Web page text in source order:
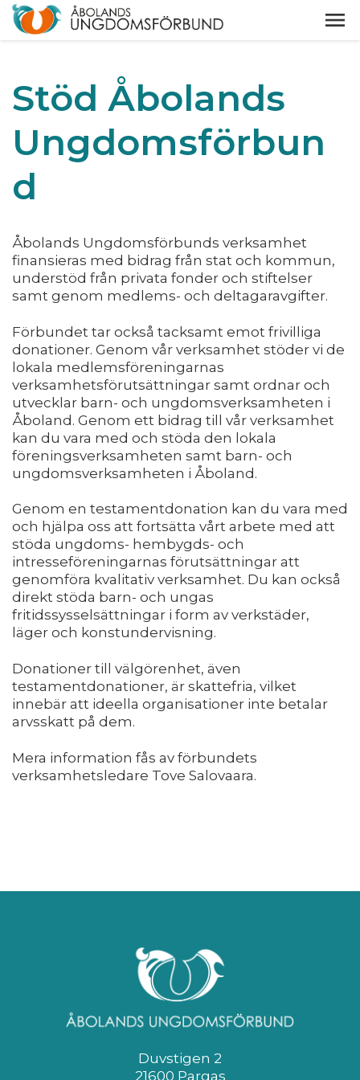
Stöd Åbolands
Ungdomsförbun
d
Åbolands Ungdomsförbunds verksamhet
finansieras med bidrag från stat och kommun,
understöd från privata fonder och stiftelser
samt genom medlems- och deltagaravgifter.
Förbundet tar också tacksamt emot frivilliga
donationer. Genom vår verksamhet stöder vi de
lokala medlemsföreningarnas
verksamhetsförutsättningar samt ordnar och
utvecklar barn- och ungdomsverksamheten i
Åboland. Genom ett bidrag till vår verksamhet
kan du vara med och stöda den lokala
föreningsverksamheten samt barn- och
ungdomsverksamheten i Åboland.
Genom en testamentdonation kan du vara med
och hjälpa oss att fortsätta vårt arbete med att
stöda ungdoms- hembygds- och
intresseföreningarnas förutsättningar att
genomföra kvalitativ verksamhet. Du kan också
direkt stöda barn- och ungas
fritidssysselsättningar i form av verkstäder,
läger och konstundervisning.
Donationer till välgörenhet, även
testamentdonationer, är skattefria, vilket
innebär att ideella organisationer inte betalar
arvsskatt på dem.
Mera information fås av förbundets
verksamhetsledare Tove Salovaara.
Duvstigen 2
21600 Pargas